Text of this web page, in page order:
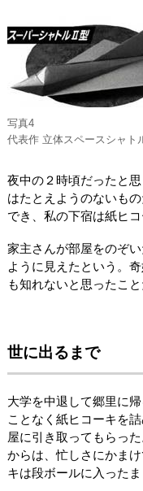
写真4
代表作 立体スペースシャト
夜中の２時頃だったと
はたとえようのないも
でき、私の下宿は紙ヒ
家主さんが部屋をのぞ
ように見えたという。
も知れないと思ったこと
世に出るまで
大学を中退して郷里に
ことなく紙ヒコーキを
屋に引き取ってもらっ
からは、忙しさにかま
キは段ボールに入った